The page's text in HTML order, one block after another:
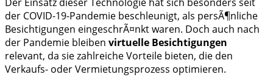
der COVID-19-Pandemie beschleunigt, als persÃ¶nliche
Besichtigungen eingeschrÃ¤nkt waren. Doch auch nach
der Pandemie bleiben virtuelle Besichtigungen
relevant, da sie zahlreiche Vorteile bieten, die den
Verkaufs- oder Vermietungsprozess optimieren.